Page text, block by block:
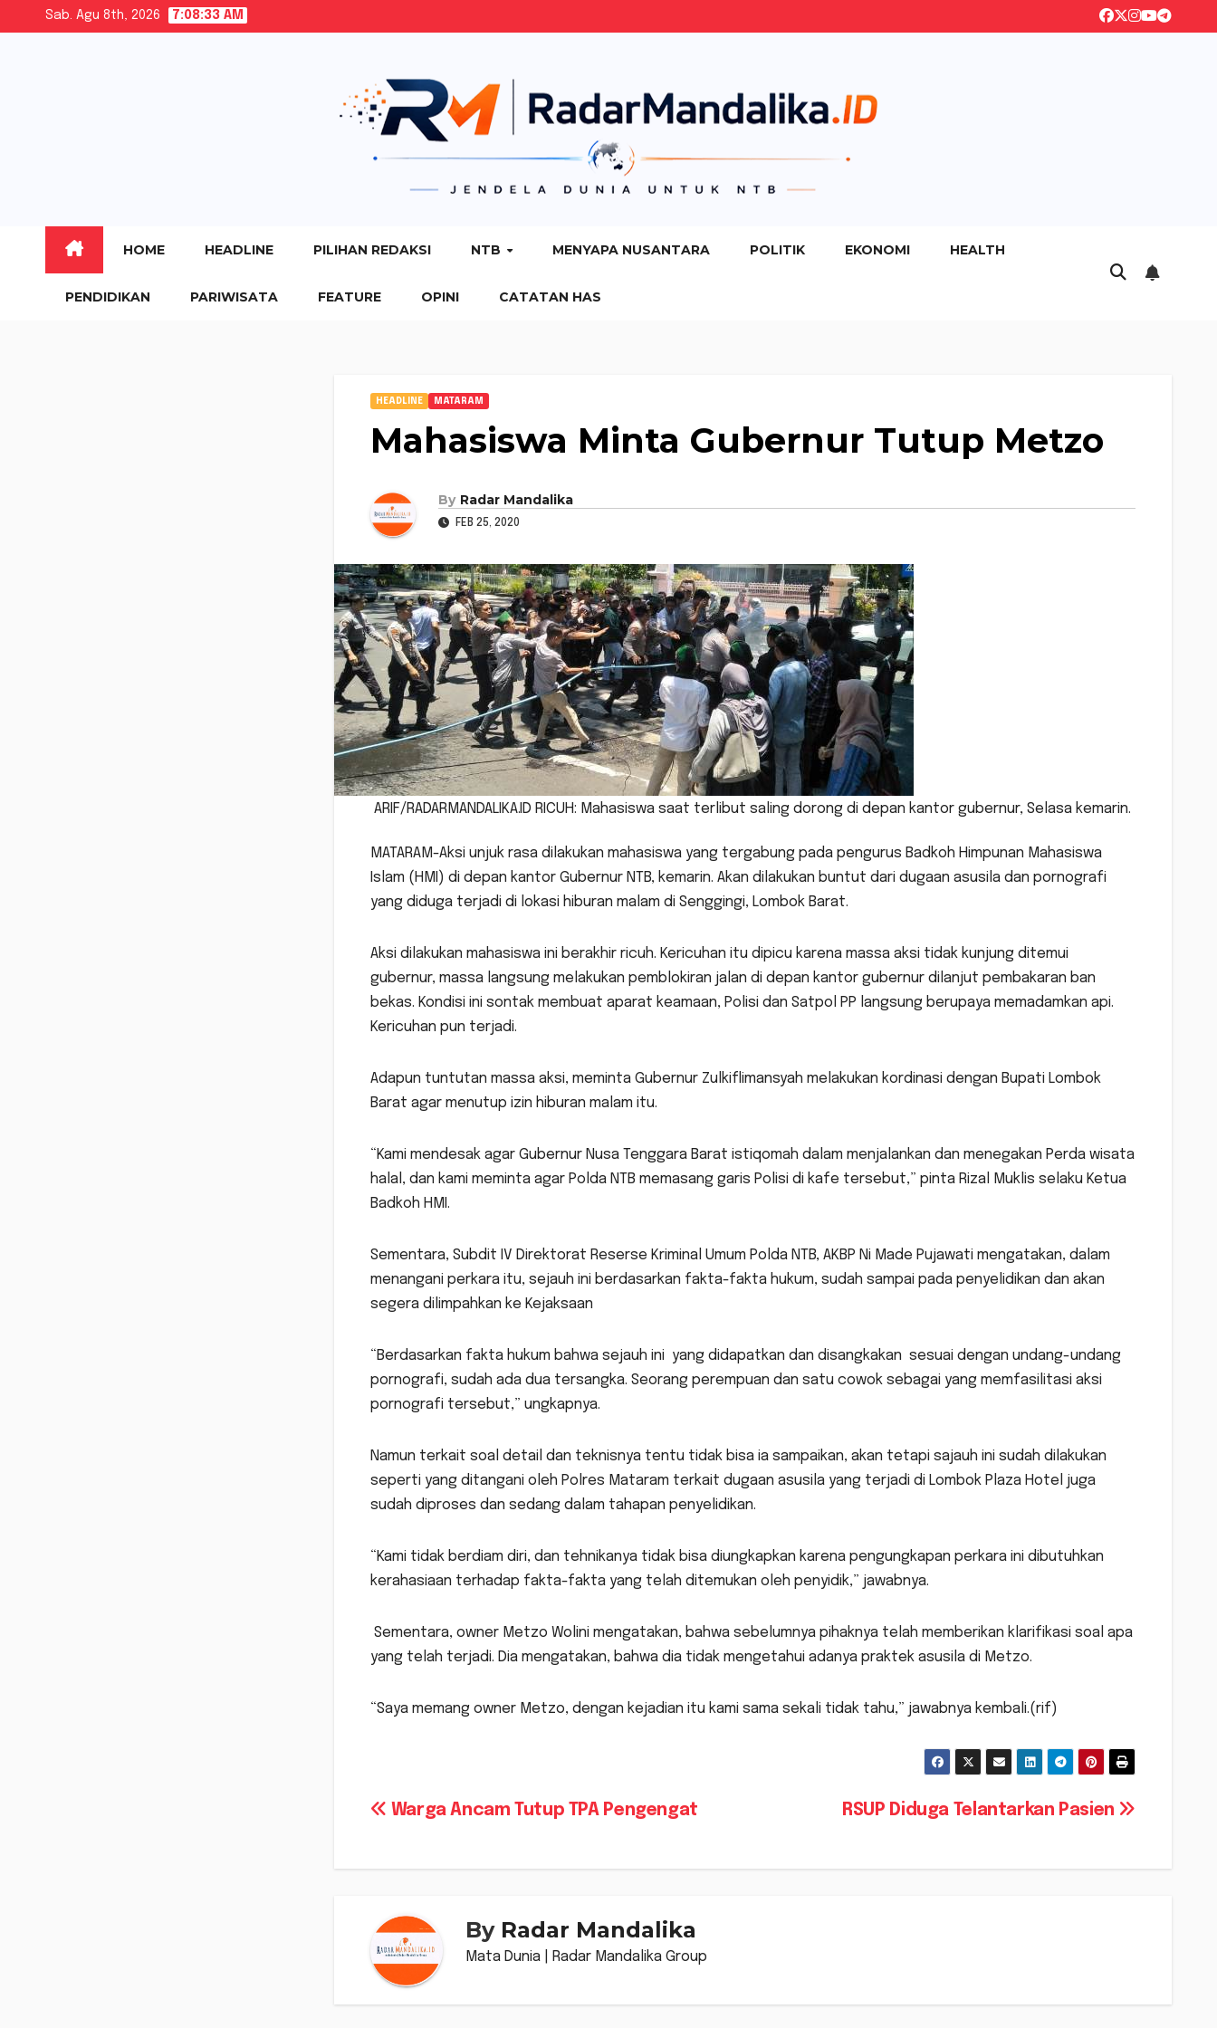
Sab. Agu 8th, 2026 7:08:34 AM
HOME HEADLINE PILIHAN REDAKSI NTB MENYAPA NUSANTARA POLITIK EKONOMI HEALTH
PENDIDIKAN PARIWISATA FEATURE OPINI CATATAN HAS
HEADLINE MATARAM
Mahasiswa Minta Gubernur Tutup Metzo
By Radar Mandalika
FEB 25, 2020
ARIF/RADARMANDALIKA.ID RICUH: Mahasiswa saat terlibut saling dorong di depan kantor gubernur, Selasa kemarin.
MATARAM-Aksi unjuk rasa dilakukan mahasiswa yang tergabung pada pengurus Badkoh Himpunan Mahasiswa
Islam (HMI) di depan kantor Gubernur NTB, kemarin. Akan dilakukan buntut dari dugaan asusila dan pornografi
yang diduga terjadi di lokasi hiburan malam di Senggingi, Lombok Barat.
Aksi dilakukan mahasiswa ini berakhir ricuh. Kericuhan itu dipicu karena massa aksi tidak kunjung ditemui
gubernur, massa langsung melakukan pemblokiran jalan di depan kantor gubernur dilanjut pembakaran ban
bekas. Kondisi ini sontak membuat aparat keamaan, Polisi dan Satpol PP langsung berupaya memadamkan api.
Kericuhan pun terjadi.
Adapun tuntutan massa aksi, meminta Gubernur Zulkiflimansyah melakukan kordinasi dengan Bupati Lombok
Barat agar menutup izin hiburan malam itu.
“Kami mendesak agar Gubernur Nusa Tenggara Barat istiqomah dalam menjalankan dan menegakan Perda wisata
halal, dan kami meminta agar Polda NTB memasang garis Polisi di kafe tersebut,” pinta Rizal Muklis selaku Ketua
Badkoh HMI.
Sementara, Subdit IV Direktorat Reserse Kriminal Umum Polda NTB, AKBP Ni Made Pujawati mengatakan, dalam
menangani perkara itu, sejauh ini berdasarkan fakta-fakta hukum, sudah sampai pada penyelidikan dan akan
segera dilimpahkan ke Kejaksaan
“Berdasarkan fakta hukum bahwa sejauh ini yang didapatkan dan disangkakan sesuai dengan undang-undang
pornografi, sudah ada dua tersangka. Seorang perempuan dan satu cowok sebagai yang memfasilitasi aksi
pornografi tersebut,” ungkapnya.
Namun terkait soal detail dan teknisnya tentu tidak bisa ia sampaikan, akan tetapi sajauh ini sudah dilakukan
seperti yang ditangani oleh Polres Mataram terkait dugaan asusila yang terjadi di Lombok Plaza Hotel juga
sudah diproses dan sedang dalam tahapan penyelidikan.
“Kami tidak berdiam diri, dan tehnikanya tidak bisa diungkapkan karena pengungkapan perkara ini dibutuhkan
kerahasiaan terhadap fakta-fakta yang telah ditemukan oleh penyidik,” jawabnya.
Sementara, owner Metzo Wolini mengatakan, bahwa sebelumnya pihaknya telah memberikan klarifikasi soal apa
yang telah terjadi. Dia mengatakan, bahwa dia tidak mengetahui adanya praktek asusila di Metzo.
“Saya memang owner Metzo, dengan kejadian itu kami sama sekali tidak tahu,” jawabnya kembali.(rif)
Navigasi
RSUP Diduga Telantarkan Pasien
Warga Ancam Tutup TPA Pengengat
By Radar Mandalika
Mata Dunia | Radar Mandalika Group